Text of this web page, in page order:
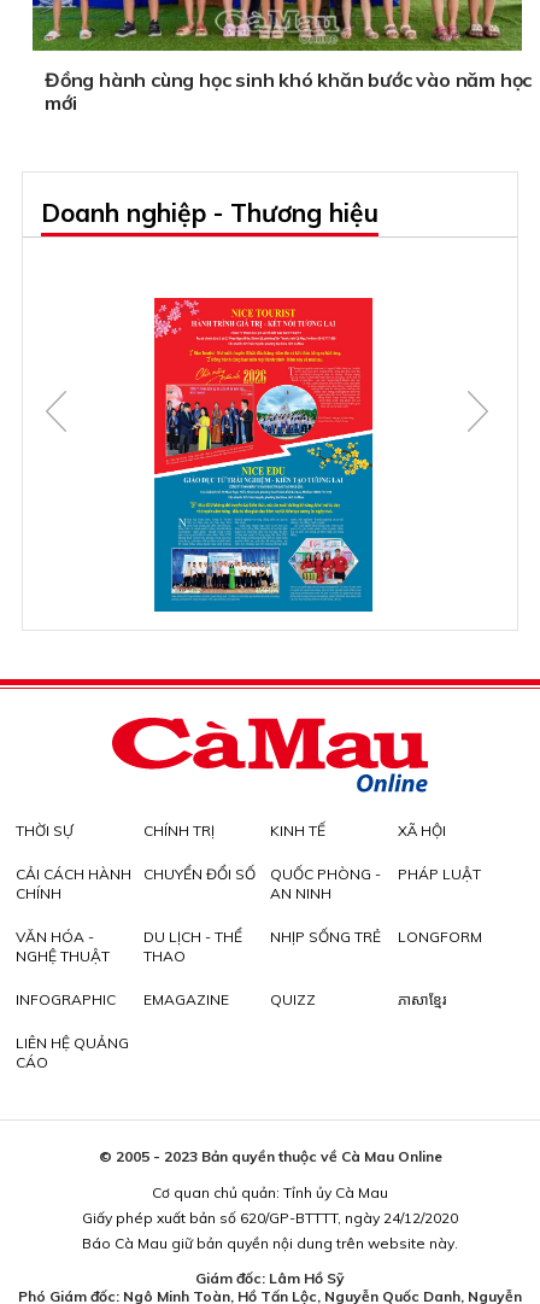
Đồng hành cùng học sinh khó khăn bước vào năm học
mới
Doanh nghiệp - Thương hiệu
THỜI SỰ CHÍNH TRỊ KINH TẾ XÃ HỘI
CẢI CÁCH HÀNH
CHÍNH
CHUYỂN ĐỔI SỐ
QUỐC PHÒNG -
AN NINH
PHÁP LUẬT
VĂN HÓA -
NGHỆ THUẬT
DU LỊCH - THỂ
THAO
NHỊP SỐNG TRẺ LONGFORM
INFOGRAPHIC EMAGAZINE QUIZZ ភាសាខ្មែរ
LIÊN HỆ QUẢNG
CÁO
© 2005 - 2023 Bản quyền thuộc về Cà Mau Online
Cơ quan chủ quản: Tỉnh ủy Cà Mau
Giấy phép xuất bản số 620/GP-BTTTT, ngày 24/12/2020
Báo Cà Mau giữ bản quyền nội dung trên website này.
Giám đốc: Lâm Hồ Sỹ
Phó Giám đốc: Ngô Minh Toàn, Hồ Tấn Lộc, Nguyễn Quốc Danh, Nguyễn